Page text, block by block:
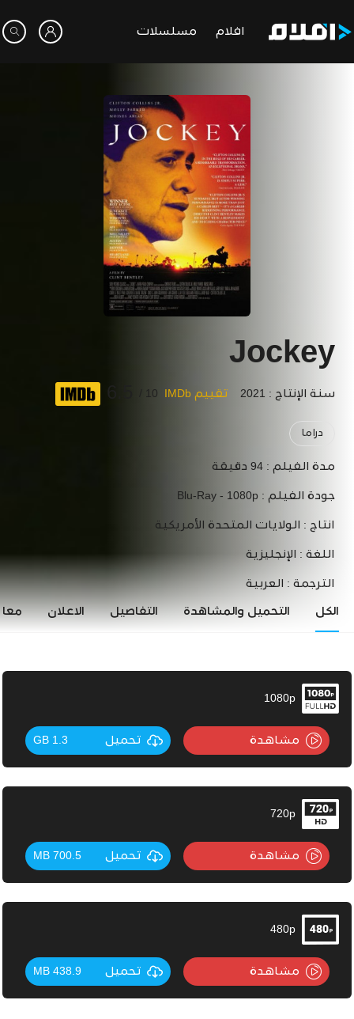
افلام مسلسلات
Jockey
سنة الإنتاج : 2021 تقييم IMDb 10 /
6.5
دراما
مدة الفيلم : 94 دقيقة
جودة الفيلم : Blu-Ray - 1080p
انتاج : الولايات المتحدة الأمريكية
اللغة : الإنجليزية
الترجمة : العربية
الكل التحميل والمشاهدة التفاصيل الاعلان
1080p
مشاهدة تحميل 1.3 GB
720p
مشاهدة تحميل 700.5 MB
480p
مشاهدة تحميل 438.9 MB